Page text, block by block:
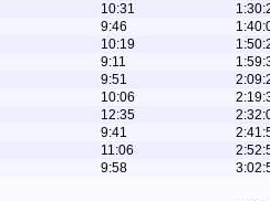
10:31
9:46
10:19
9:11
9:51
10:06
12:35
9:41
11:06
9:58